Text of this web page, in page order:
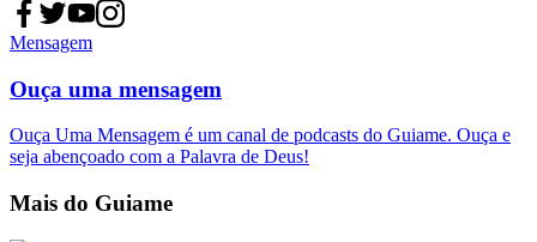
Mensagem
Ouça uma mensagem
Ouça Uma Mensagem é um canal de podcasts do Guiame. Ouça e
seja abençoado com a Palavra de Deus!
Mais do Guiame